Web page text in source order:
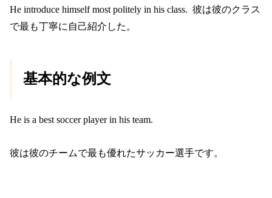
He introduce himself most politely in his class. 彼は彼のクラス
で最も丁寧に自己紹介した。
基本的な例文
He is a best soccer player in his team.
彼は彼のチームで最も優れたサッカー選手です。